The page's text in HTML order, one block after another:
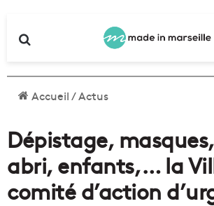
Accueil/Actus
Dépistage,
abri, enfants,… la
comité d’action